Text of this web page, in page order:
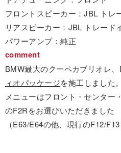
フロントスピーカー：JBL トレ
リアスピーカー：JBL トレード
パワーアンプ：純正
comment
BMW最大のクーペカブリオレ、
ィオパッケージを施工しました。
メニューはフロント・センター
のF2Rをお選びいただきました
（E63/E64の他、現行のF12/